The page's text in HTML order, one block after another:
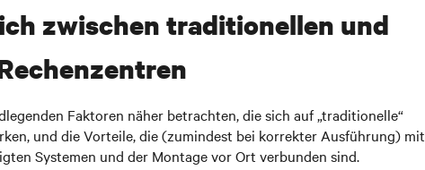
zwischen traditionellen und
Faktoren näher betrachten, die sich auf „traditionelle“
und die Vorteile, die (zumindest bei korrekter Ausführung) mit
Systemen und der Montage vor Ort verbunden sind.